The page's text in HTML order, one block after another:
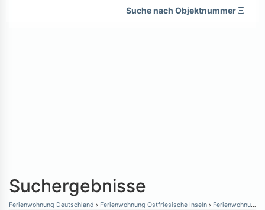
Suche nach Objektnummer
Suchergebnisse
Ferienwohnung Deutschland Ferienwohnung Ostfriesische Inseln Ferienwohnung Wangerooge